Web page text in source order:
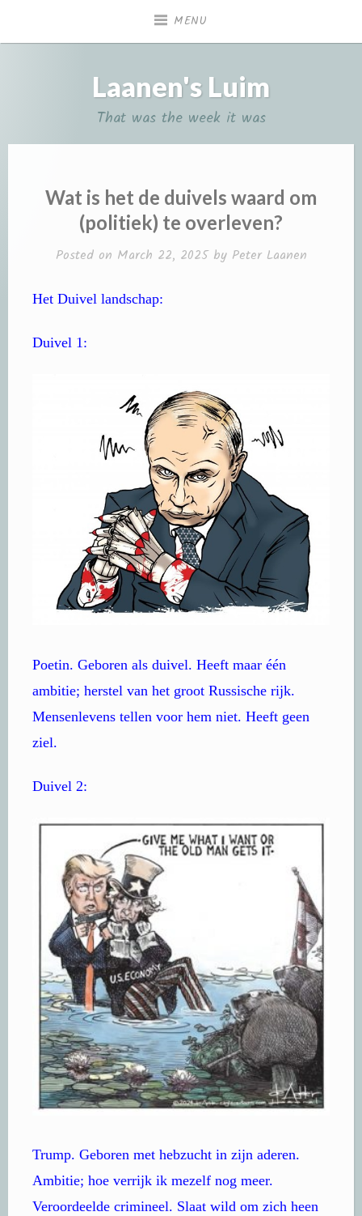
MENU
Laanen's Luim
That was the week it was
Wat is het de duivels waard om
(politiek) te overleven?
Posted on March 22, 2025by Peter Laanen
Het Duivel landschap:
Duivel 1:
Poetin. Geboren als duivel. Heeft maar één
ambitie; herstel van het groot Russische rijk.
Mensenlevens tellen voor hem niet. Heeft geen
ziel.
Duivel 2:
Trump. Geboren met hebzucht in zijn aderen.
Ambitie; hoe verrijk ik mezelf nog meer.
Veroordeelde crimineel. Slaat wild om zich heen